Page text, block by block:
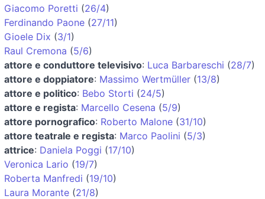
Giacomo Poretti (26/4)
Ferdinando Paone (27/11)
Gioele Dix (3/1)
Raul Cremona (5/6)
attore e conduttore televisivo: Luca Barbareschi (28/7)
attore e doppiatore: Massimo Wertmüller (13/8)
attore e politico: Bebo Storti (24/5)
attore e regista: Marcello Cesena (5/9)
attore pornografico: Roberto Malone (31/10)
attore teatrale e regista: Marco Paolini (5/3)
attrice: Daniela Poggi (17/10)
Veronica Lario (19/7)
Roberta Manfredi (19/10)
Laura Morante (21/8)